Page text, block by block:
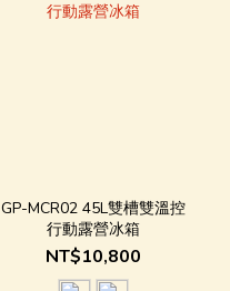
GP-MCR02 45L雙槽雙溫控
行動露營冰箱
NT$10,800